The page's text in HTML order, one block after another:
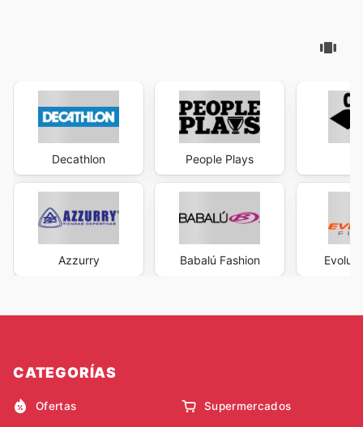
Decathlon
Azzurry
People Plays
Babalú Fashion
CATEGORÍAS
Ofertas Supermercados